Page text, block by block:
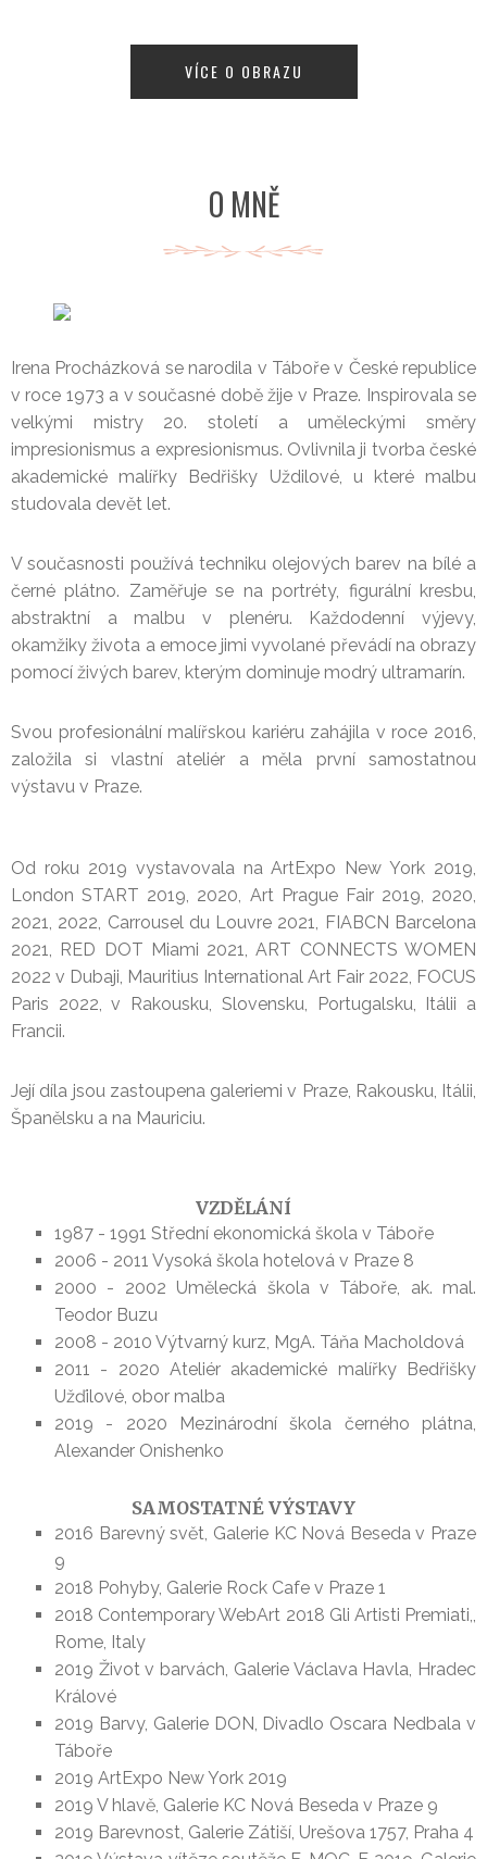
VÍCE O OBRAZU
O MNĚ
Irena Procházková se narodila v Táboře v České republice
v roce 1973 a v současné době žije v Praze. Inspirovala se
velkými mistry 20. století a uměleckými směry
impresionismus a expresionismus. Ovlivnila ji tvorba české
akademické malířky Bedřišky Uždilové, u které malbu
studovala devět let.
V současnosti používá techniku olejových barev na bílé a
černé plátno. Zaměřuje se na portréty, figurální kresbu,
abstraktní a malbu v plenéru. Každodenní výjevy,
okamžiky života a emoce jimi vyvolané převádí na obrazy
pomocí živých barev, kterým dominuje modrý ultramarín.
Svou profesionální malířskou kariéru zahájila v roce 2016,
založila si vlastní ateliér a měla první samostatnou
výstavu v Praze.
Od roku 2019 vystavovala na ArtExpo New York 2019,
London START 2019, 2020, Art Prague Fair 2019, 2020,
2021, 2022, Carrousel du Louvre 2021, FIABCN Barcelona
2021, RED DOT Miami 2021, ART CONNECTS WOMEN
2022 v Dubaji, Mauritius International Art Fair 2022, FOCUS
Paris 2022, v Rakousku, Slovensku, Portugalsku, Itálii a
Francii.
Její díla jsou zastoupena galeriemi v Praze, Rakousku, Itálii,
Španělsku a na Mauriciu.
VZDĚLÁNÍ
1987 - 1991 Střední ekonomická škola v Táboře
2006 - 2011 Vysoká škola hotelová v Praze 8
2000 - 2002 Umělecká škola v Táboře, ak. mal.
Teodor Buzu
2008 - 2010 Výtvarný kurz, MgA. Táňa Macholdová
2011 - 2020 Ateliér akademické malířky Bedřišky
Užďilové, obor malba
2019 - 2020 Mezinárodní škola černého plátna,
Alexander Onishenko
SAMOSTATNÉ VÝSTAVY
2016 Barevný svět, Galerie KC Nová Beseda v Praze
9
2018 Pohyby, Galerie Rock Cafe v Praze 1
2018 Contemporary WebArt 2018 Gli Artisti Premiati,,
Rome, Italy
2019 Život v barvách, Galerie Václava Havla, Hradec
Králové
2019 Barvy, Galerie DON, Divadlo Oscara Nedbala v
Táboře
2019 ArtExpo New York 2019
2019 V hlavě, Galerie KC Nová Beseda v Praze 9
2019 Barevnost, Galerie Zátiší, Urešova 1757, Praha 4